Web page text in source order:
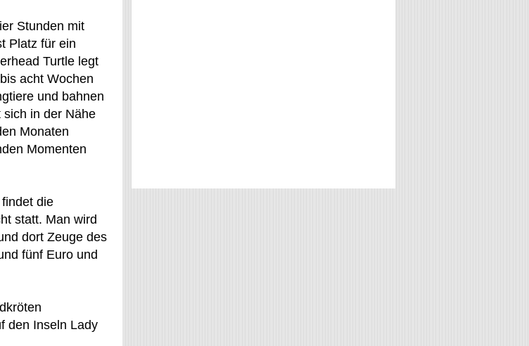
Stunden mit
Platz für ein
Turtle legt
acht Wochen
und bahnen
sich in der Nähe
Monaten
Momenten
die
statt. Man wird
dort Zeuge des
fünf Euro und
den Inseln Lady